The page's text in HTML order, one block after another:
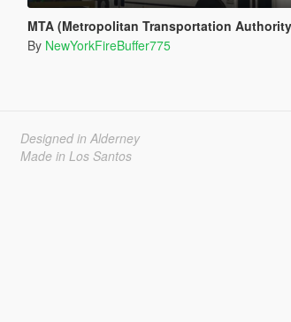
MTA (Metropolitan Transportation Authority)
By NewYorkFireBuffer775
Designed in Alderney
Made in Los Santos